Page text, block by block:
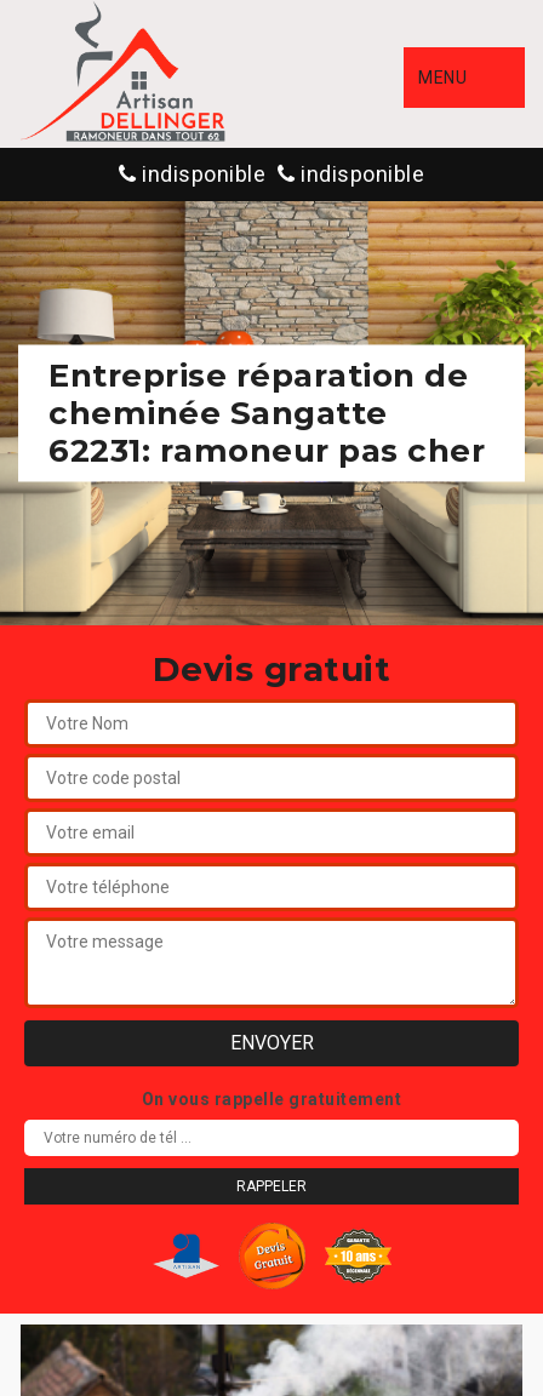
MENU
indisponible indisponible
Entreprise réparation de
cheminée Sangatte
62231: ramoneur pas cher
Devis gratuit
On vous rappelle gratuitement